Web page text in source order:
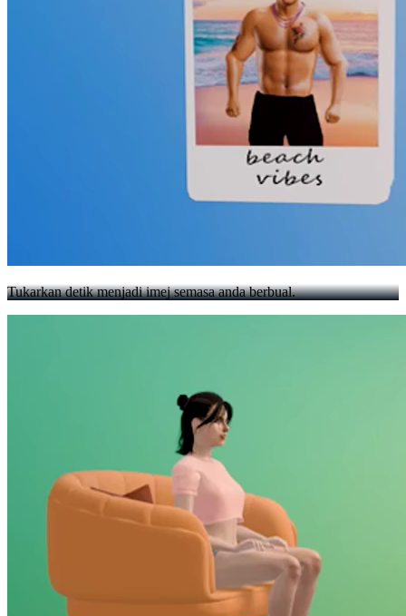
Tukarkan detik menjadi imej semasa anda berbual.